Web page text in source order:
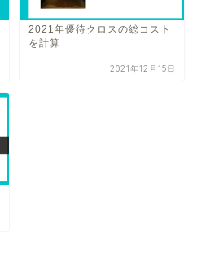
2021年優待クロスの総コスト
を計算
2021年12月15日